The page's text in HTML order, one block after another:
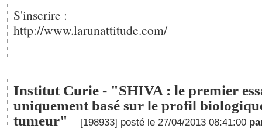
S'inscrire :
http://www.larunattitude.com/
Institut Curie - "SHIVA : le premier
uniquement basé sur le profil
tumeur"
[198933] posté le 27/04/2013 08:41:00